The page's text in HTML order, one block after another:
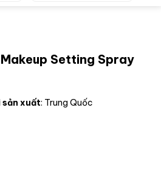
Setting Spray
sản xuất: Trung Quốc
Đen số lượng